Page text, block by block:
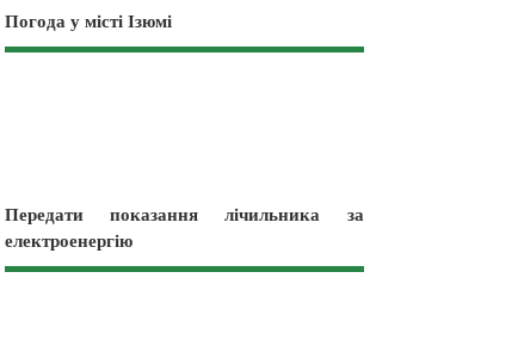
Погода у місті Ізюмі
Передати показання лічильника за
електроенергію